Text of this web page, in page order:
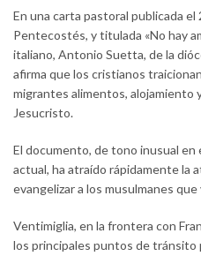
En una carta pastoral publicada
Pentecostés, y titulada «No hay
italiano, Antonio Suetta, de la
afirma que los cristianos
migrantes alimentos, alojamiento
Jesucristo.
El documento, de tono inusual
actual, ha atraído rápidamente la
evangelizar a los musulmanes
Ventimiglia, en la frontera con
los principales puntos de tránsito